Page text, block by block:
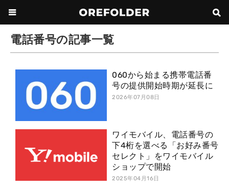
電話番号の記事一覧
060から始まる携帯電話番
号の提供開始時期が延長に
2026年07月08日
ワイモバイル、電話番号の
下4桁を選べる「お好み番号
セレクト」をワイモバイル
ショップで開始
2025年04月16日